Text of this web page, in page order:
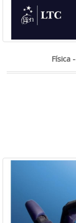
Física